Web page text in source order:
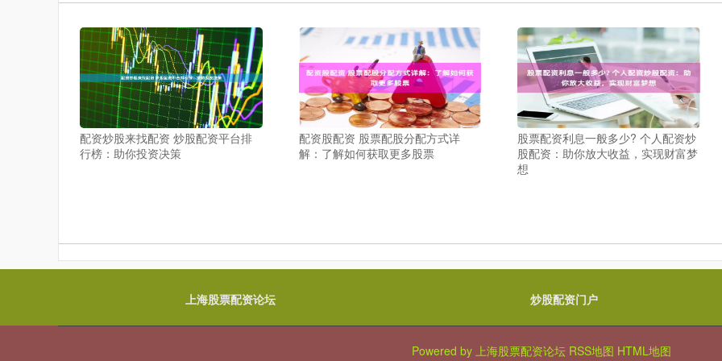
配资炒股来找配资 炒股配资平台排
行榜：助你投资决策
配资股配资 股票配股分配方式详
解：了解如何获取更多股票
股票配资利息一般多少? 个人配资炒
股配资：助你放大收益，实现财富梦
想
上海股票配资论坛 炒股配资门户
Powered by 上海股票配资论坛 RSS地图 HTML地图